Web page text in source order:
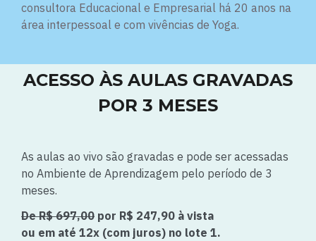
consultora Educacional e Empresarial há 20 anos na
área interpessoal e com vivências de Yoga.
ACESSO ÀS AULAS GRAVADAS
POR 3 MESES
As aulas ao vivo são gravadas e pode ser acessadas
no Ambiente de Aprendizagem pelo período de 3
meses.
De R$ 697,00 por R$ 247,90 à vista
ou em até 12x (com juros) no lote 1.